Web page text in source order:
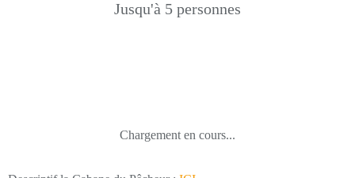
Jusqu'à 5 personnes
Chargement en cours...